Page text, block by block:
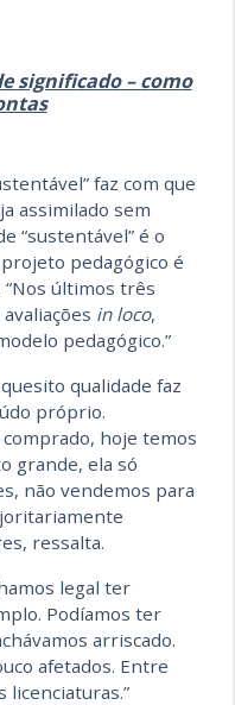
significado – como
faz com que
assimilado sem
“sustentável” é o
projeto pedagógico é
“Nos últimos três
in loco,
pedagógico.”
qualidade faz
próprio.
hoje temos
grande, ela só
não vendemos para
ressalta.
legal ter
Podíamos ter
arriscado.
afetados. Entre
licenciaturas.”